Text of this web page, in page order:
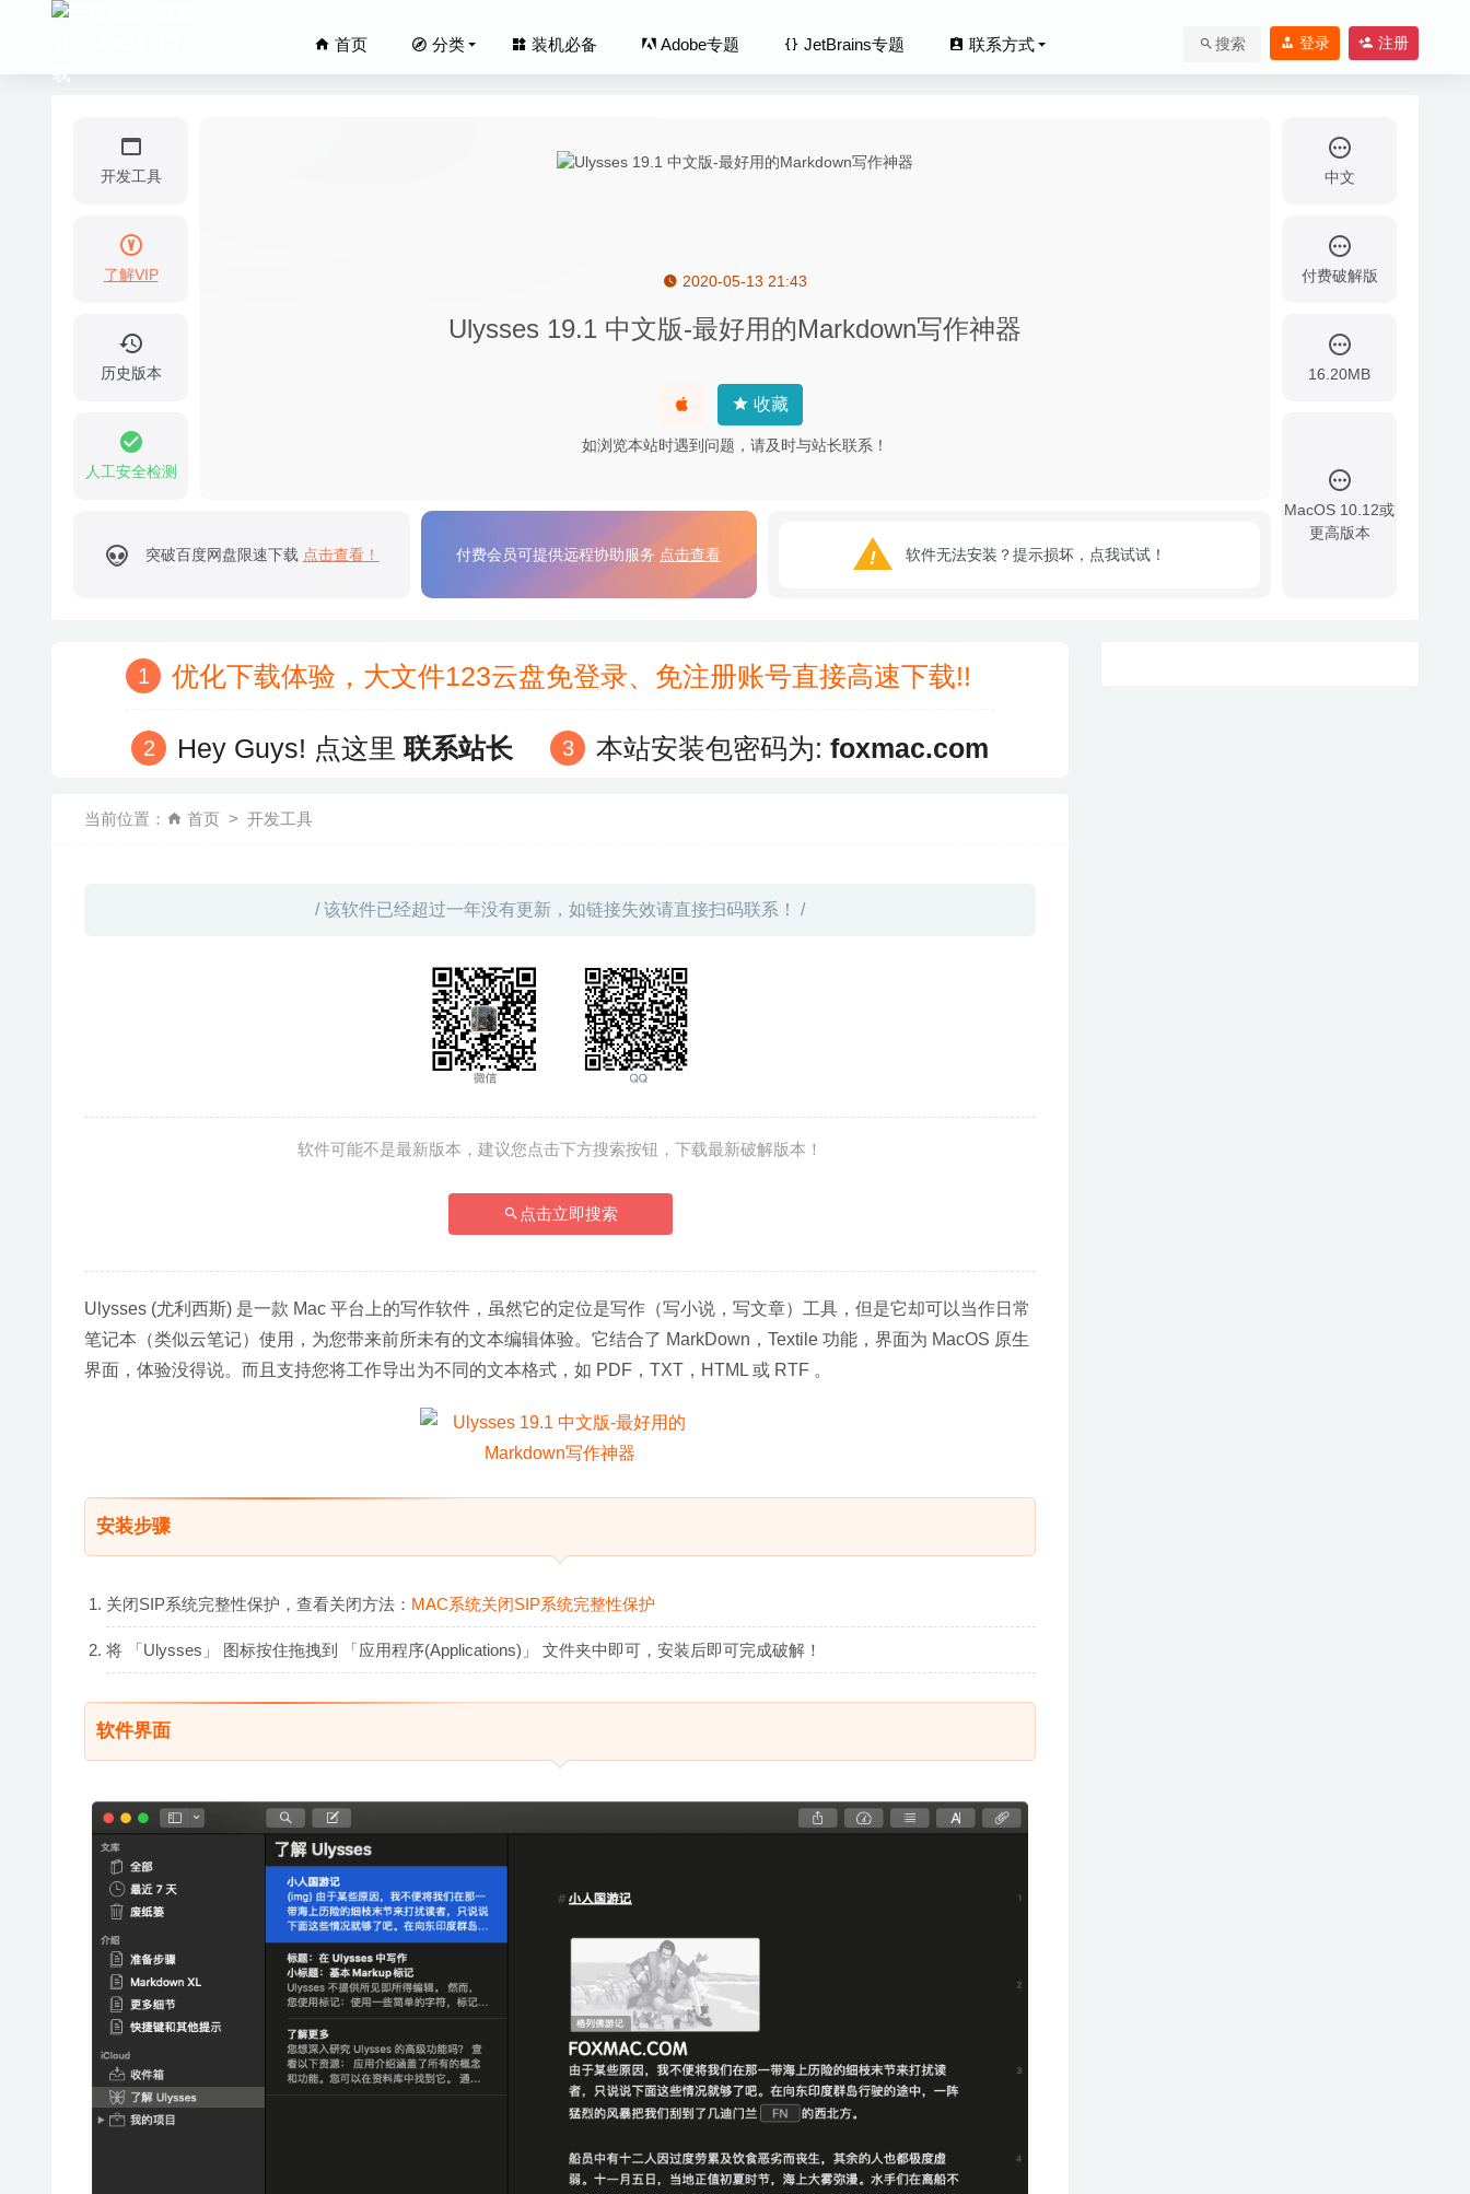
首页 分类 装机必备 Adobe专题 JetBrains专题 联系方式 搜索 登录 注册
开发工具
了解VIP
历史版本
人工安全检测
2020-05-13 21:43
Ulysses 19.1 中文版-最好用的Markdown写作神器
收藏
如浏览本站时遇到问题，请及时与站长联系！
中文
付费破解版
16.20MB
MacOS 10.12或
更高版本
突破百度网盘限速下载 点击查看！ 付费会员可提供远程协助服务 点击查看 软件无法安装？提示损坏，点我试试！
优化下载体验，大文件123云盘免登录、免注册账号直接高速下载!!
Hey Guys! 点这里联系站长 本站安装包密码为: foxmac.com
当前位置： 首页 开发工具
/ 该软件已经超过一年没有更新，如链接失效请直接扫码联系！ /
软件可能不是最新版本，建议您点击下方搜索按钮，下载最新破解版本！
点击立即搜索
Ulysses (尤利西斯) 是一款 Mac 平台上的写作软件，虽然它的定位是写作（写小说，写文章）工具，但是它却可以当作日常
笔记本（类似云笔记）使用，为您带来前所未有的文本编辑体验。它结合了 MarkDown，Textile 功能，界面为 MacOS 原生
界面，体验没得说。而且支持您将工作导出为不同的文本格式，如 PDF，TXT，HTML 或 RTF 。
安装步骤
关闭SIP系统完整性保护，查看关闭方法： MAC系统关闭SIP系统完整性保护
将 「Ulysses」 图标按住拖拽到 「应用程序(Applications)」 文件夹中即可，安装后即可完成破解！
软件界面
Swish 1.2.2 for Mac- 触控板控制窗口和程序 2020-03-20
2020-05-15